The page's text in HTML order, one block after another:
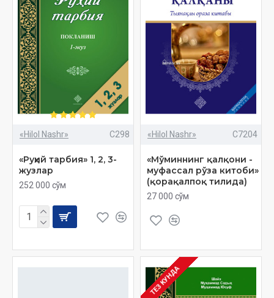
«Hilol Nashr» C298
«Руҳий тарбия» 1, 2, 3-
жузлар
252 000 сўм
«Hilol Nashr» C7204
«Мўминнинг қалқони -
муфассал рўза китоби»
(қорақалпоқ тилида)
27 000 сўм
ТЕЗ КУНДА